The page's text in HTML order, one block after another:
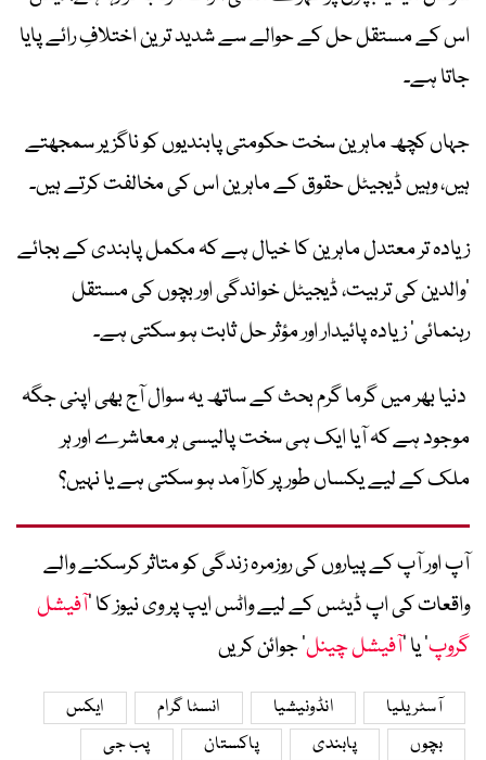
اس کے مستقل حل کے حوالے سے شدید ترین اختلافِ رائے پایا
جاتا ہے۔
جہاں کچھ ماہرین سخت حکومتی پابندیوں کو ناگزیر سمجھتے
ہیں، وہیں ڈیجیٹل حقوق کے ماہرین اس کی مخالفت کرتے ہیں۔
زیادہ تر معتدل ماہرین کا خیال ہے کہ مکمل پابندی کے بجائے
‘والدین کی تربیت، ڈیجیٹل خواندگی اور بچوں کی مستقل
رہنمائی’ زیادہ پائیدار اور مؤثر حل ثابت ہو سکتی ہے۔
دنیا بھر میں گرما گرم بحث کے ساتھ یہ سوال آج بھی اپنی جگہ
موجود ہے کہ آیا ایک ہی سخت پالیسی ہر معاشرے اور ہر
ملک کے لیے یکساں طور پر کارآمد ہو سکتی ہے یا نہیں؟
آپ اور آپ کے پیاروں کی روزمرہ زندگی کو متاثر کرسکنے والے
واقعات کی اپ ڈیٹس کے لیے واٹس ایپ پر وی نیوز کا ’آفیشل
گروپ‘ یا ’آفیشل چینل‘ جوائن کریں
آسٹریلیا انڈونیشیا انسٹا گرام
ایکس
بچوں
پابندی پاکستان
پب جی